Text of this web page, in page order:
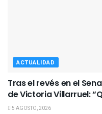
ACTUALIDAD
Tras el revés en el
de Victoria Villarruel:
5 AGOSTO, 2026